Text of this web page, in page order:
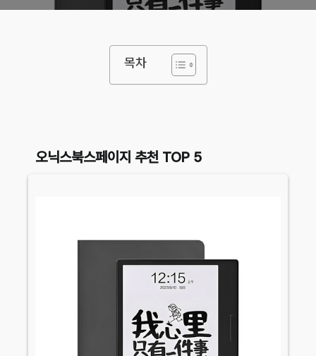
목차
오닉스북스페이지 추천 TOP 5